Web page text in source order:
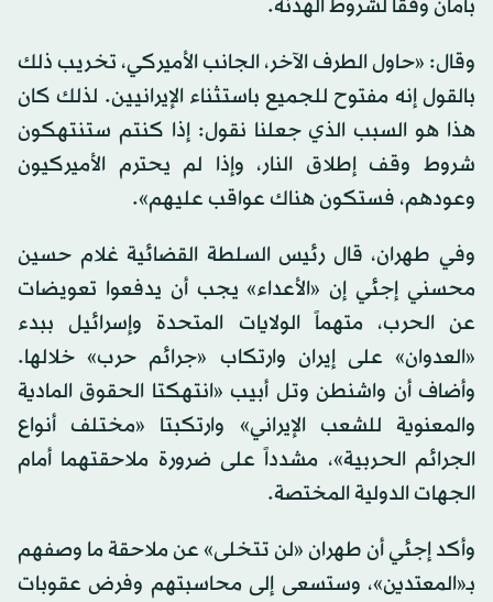
بأمان وفقاً لشروط الهدنة.
وقال: «حاول الطرف الآخر، الجانب الأميركي، تخريب ذلك
بالقول إنه مفتوح للجميع باستثناء الإيرانيين. لذلك كان
هذا هو السبب الذي جعلنا ​نقول: إذا كنتم ستنتهكون
شروط ​وقف إطلاق النار، وإذا لم يحترم الأميركيون
وعودهم، فستكون هناك عواقب عليهم».
وفي طهران، قال رئيس السلطة القضائية غلام حسين
محسني إجئي إن «الأعداء» يجب أن يدفعوا تعويضات
عن الحرب، متهماً الولايات المتحدة وإسرائيل ببدء
«العدوان» على إيران وارتكاب «جرائم حرب» خلالها.
وأضاف أن واشنطن وتل أبيب «انتهكتا الحقوق المادية
والمعنوية للشعب الإيراني» وارتكبتا «مختلف أنواع
الجرائم الحربية»، مشدداً على ضرورة ملاحقتهما أمام
الجهات الدولية المختصة.
وأكد إجئي أن طهران «لن تتخلى» عن ملاحقة ما وصفهم
بـ«المعتدين»، وستسعى إلى محاسبتهم وفرض عقوبات